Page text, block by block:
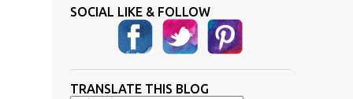
SOCIAL LIKE & FOLLOW
TRANSLATE THIS BLOG